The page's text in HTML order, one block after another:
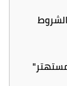
فوائد.. الشروط